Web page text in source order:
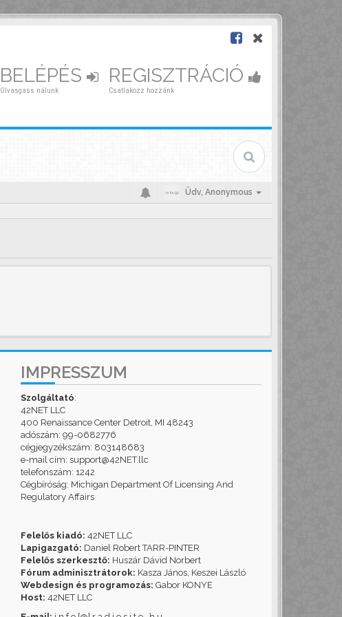
BELÉPÉS
Olvasgass nálunk
REGISZTRÁCIÓ
Csatlakozz hozzánk
Üdv, Anonymous
IMPRESSZUM
Szolgáltató:
42NET LLC
400 Renaissance Center Detroit, MI 48243
adószám: 99-0682776
cégjegyzékszám: 803148683
e-mail cím: support@42NET.llc
telefonszám: 1242
Cégbíróság: Michigan Department Of Licensing And
Regulatory Affairs
Felelős kiadó: 42NET LLC
Lapigazgató: Daniel Robert TARR-PINTER
Felelős szerkesztő: Huszár Dávid Norbert
Fórum adminisztrátorok: Kasza János, Keszei László
Webdesign és programozás: Gabor KONYE
Host: 42NET LLC